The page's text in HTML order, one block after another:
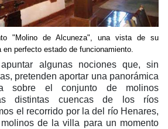
"Molino de Alcuneza", una vista de su
en perfecto estado de funcionamiento.
algunas nociones que, sin
pretenden aportar una panorámica
sobre el conjunto de molinos
distintas cuencas de los ríos
el recorrido por la del río Henares,
de la villa para un momento